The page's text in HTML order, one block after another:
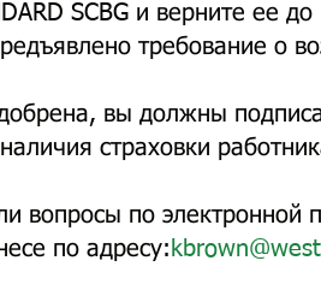
SCBG и верните ее
требование о
вы должны
страховки
вопросы по
по адресу: